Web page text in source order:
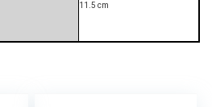
11.5 cm